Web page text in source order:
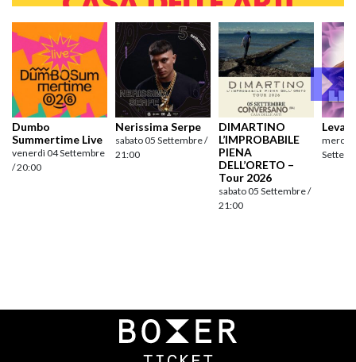
Dumbo
Summertime Live
venerdì 04 Settembre
/ 20:00
Nerissima Serpe
sabato 05 Settembre /
21:00
DIMARTINO
L’IMPROBABILE
PIENA
DELL’ORETO –
Tour 2026
sabato 05 Settembre /
21:00
Navigazione